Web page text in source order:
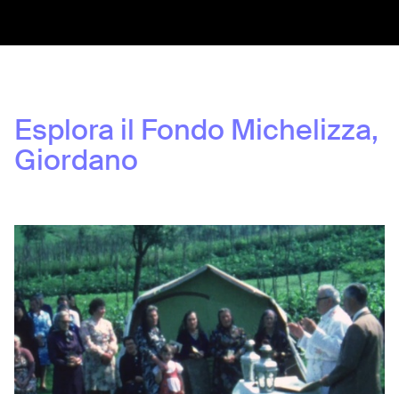
Esplora il Fondo Michelizza,
Giordano